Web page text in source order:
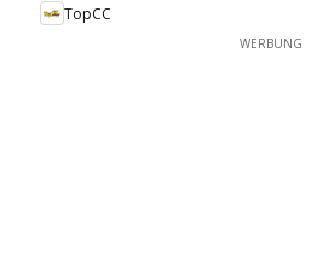
TopCC
WERBUNG